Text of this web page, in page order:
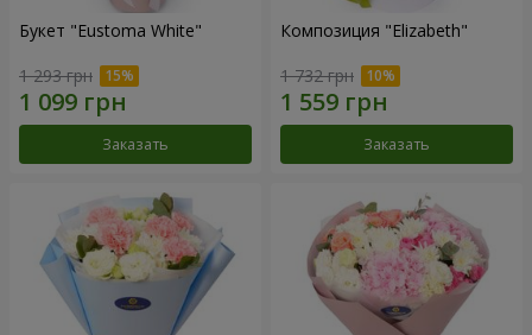
Букет "Eustoma White"
1 293 грн
Заказать
Композиция "Elizabeth"
1 732 грн
Заказать